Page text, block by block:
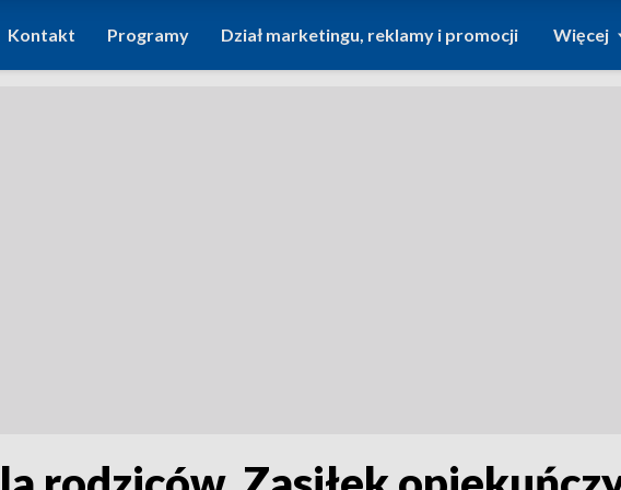
Kontakt Programy Dział marketingu, reklamy i promocji Więcej